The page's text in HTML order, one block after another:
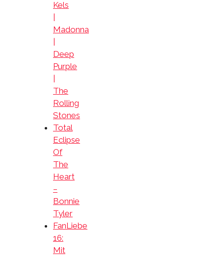
Kels
Madonna
Deep
Purple
The
Rolling
Stones
Total
Eclipse
Of
The
Heart
–
Bonnie
Tyler
FanLiebe
16:
Mit